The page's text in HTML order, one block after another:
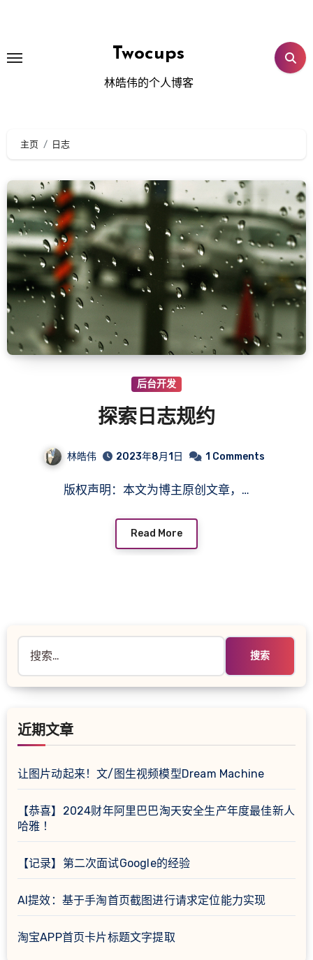
内
Twocups
林皓伟的个人博客
主页 日志
后台开发
探索日志规约
林皓伟 2023年8月1日 1 Comments
版权声明：本文为博主原创文章，…
Read More
索：
近期文章
让图片动起来！文/图生视频模型Dream Machine
【恭喜】2024财年阿里巴巴淘天安全生产年度最佳新人
哈雅 ！
【记录】第二次面试Google的经验
AI提效：基于手淘首页截图进行请求定位能力实现
淘宝APP首页卡片标题文字提取